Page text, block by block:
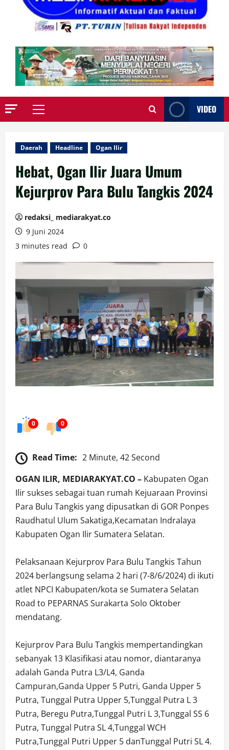
Primary
VIDEO
Daerah Headline Ogan Ilir
Hebat, Ogan Ilir Juara Umum
Kejurprov Para Bulu Tangkis 2024
redaksi_ mediarakyat.co
9 Juni 2024
3 minutes read
0
0 0
Read Time: 2 Minute, 42 Second
OGAN ILIR, MEDIARAKYAT.CO – Kabupaten Ogan
Ilir sukses sebagai tuan rumah Kejuaraan Provinsi
Para Bulu Tangkis yang dipusatkan di GOR Ponpes
Raudhatul Ulum Sakatiga,Kecamatan Indralaya
Kabupaten Ogan Ilir Sumatera Selatan.
Pelaksanaan Kejurprov Para Bulu Tangkis Tahun
2024 berlangsung selama 2 hari (7-8/6/2024) di ikuti
atlet NPCI Kabupaten/kota se Sumatera Selatan
Road to PEPARNAS Surakarta Solo Oktober
mendatang.
Kejurprov Para Bulu Tangkis mempertandingkan
sebanyak 13 Klasifikasi atau nomor, diantaranya
adalah Ganda Putra L3/L4, Ganda
Campuran,Ganda Upper 5 Putri, Ganda Upper 5
Putra, Tunggal Putra Upper 5,Tunggal Putra L 3
Putra, Beregu Putra,Tunggal Putri L 3,Tunggal SS 6
Putra, Tunggal Putra SL 4,Tunggal WCH
Putra,Tunggal Putri Upper 5 danTunggal Putri SL 4.